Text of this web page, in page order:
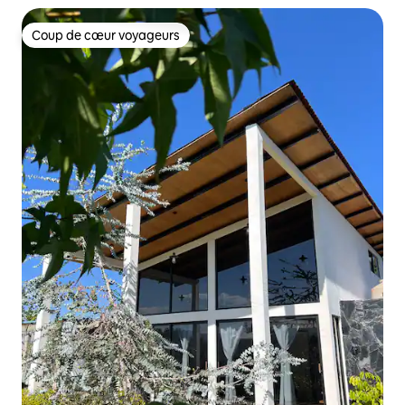
Coup de cœur voyageurs
Coup de cœur voyageurs